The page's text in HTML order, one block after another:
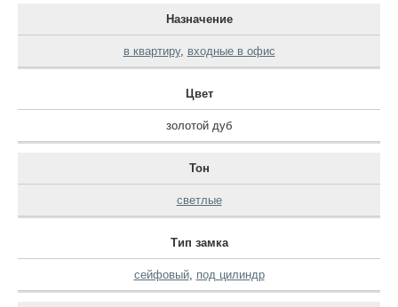
Назначение
в квартиру, входные в офис
Цвет
золотой дуб
Тон
светлые
Тип замка
сейфовый, под цилиндр